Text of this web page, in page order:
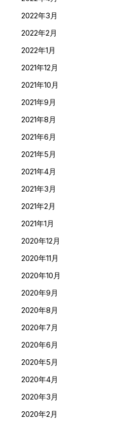
2022年3月
2022年2月
2022年1月
2021年12月
2021年10月
2021年9月
2021年8月
2021年6月
2021年5月
2021年4月
2021年3月
2021年2月
2021年1月
2020年12月
2020年11月
2020年10月
2020年9月
2020年8月
2020年7月
2020年6月
2020年5月
2020年4月
2020年3月
2020年2月